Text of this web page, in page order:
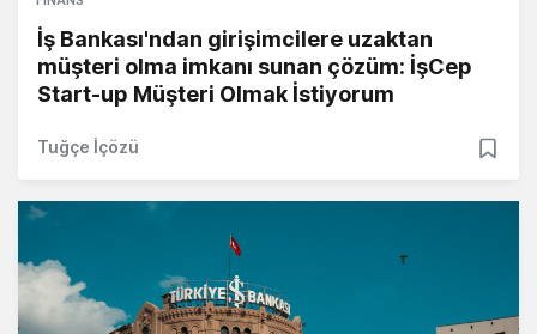
İş Bankası'ndan girişimcilere uzaktan
müşteri olma imkanı sunan çözüm: İşCep
Start-up Müşteri Olmak İstiyorum
Tuğçe İçözü